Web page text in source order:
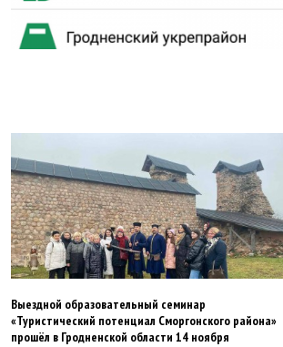
Выездной образовательный семинар
«Туристический потенциал Сморгонского района»
прошёл в Гродненской области 14 ноября